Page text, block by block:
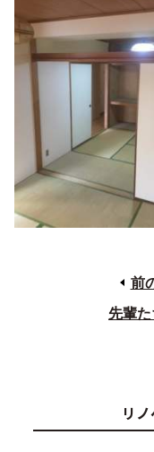
前
先輩
リ